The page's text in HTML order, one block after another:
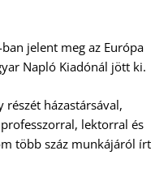
jelent meg az Európa
Napló Kiadónál jött ki.
házastársával,
lektorral és
több száz munkájáról írt